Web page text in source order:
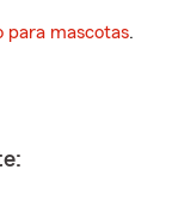
para mascotas.